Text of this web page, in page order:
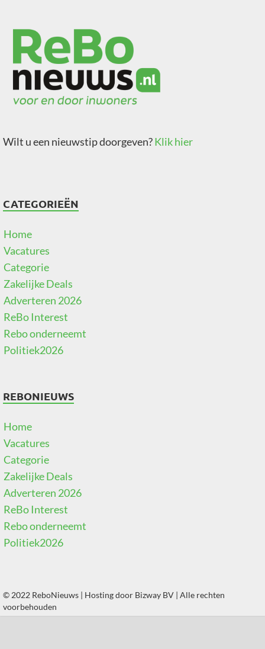
Wilt u een nieuwstip doorgeven?Klik hier
CATEGORIEËN
Home
Vacatures
Categorie
Zakelijke Deals
Adverteren 2026
ReBo Interest
Rebo onderneemt
Politiek2026
REBONIEUWS
Home
Vacatures
Categorie
Zakelijke Deals
Adverteren 2026
ReBo Interest
Rebo onderneemt
Politiek2026
© 2022 ReboNieuws | Hosting door Bizway BV | Alle rechten
voorbehouden